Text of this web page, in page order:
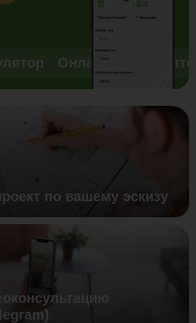
Онлайн-
по вашему эскизу